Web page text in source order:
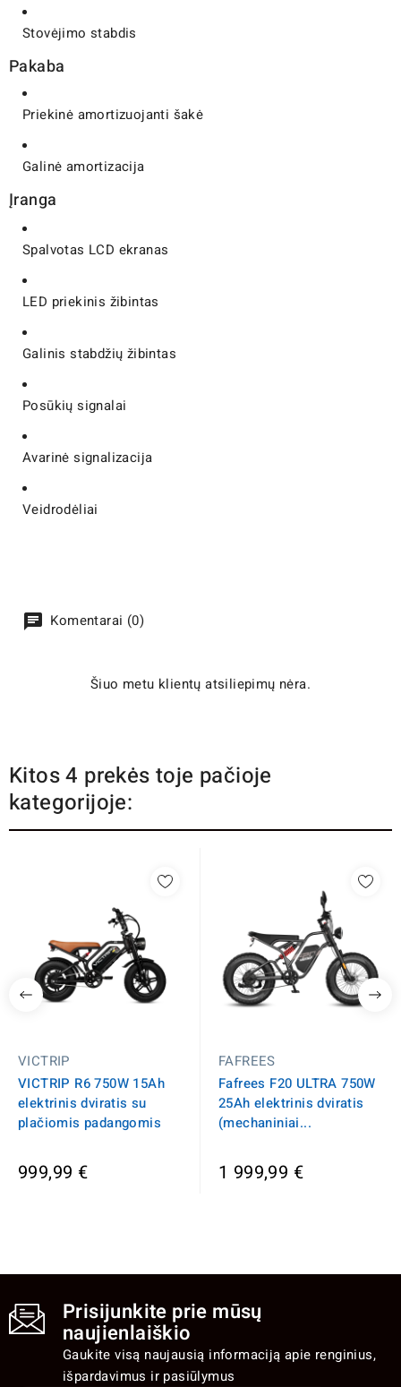
Stovėjimo stabdis
Pakaba
Priekinė amortizuojanti šakė
Galinė amortizacija
Įranga
Spalvotas LCD ekranas
LED priekinis žibintas
Galinis stabdžių žibintas
Posūkių signalai
Avarinė signalizacija
Veidrodėliai
Komentarai (0)
Šiuo metu klientų atsiliepimų nėra.
Kitos 4 prekės toje pačioje
kategorijoje:
VICTRIP
VICTRIP R6 750W 15Ah
elektrinis dviratis su
plačiomis padangomis
999,99 €
FAFREES
Fafrees F20 ULTRA 750W
25Ah elektrinis dviratis
(mechaniniai...
1 999,99 €
Prisijunkite prie mūsų
naujienlaiškio
Gaukite visą naujausią informaciją apie renginius,
išpardavimus ir pasiūlymus